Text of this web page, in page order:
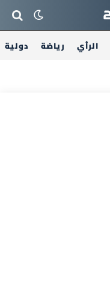
الرأي رياضة دولية